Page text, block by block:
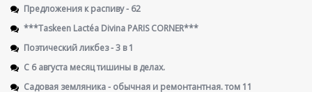
Предложения к распиву - 62
***Taskeen Lactéa Divina PARIS CORNER***
Поэтический ликбез - 3 в 1
С 6 августа месяц тишины в делах.
Садовая земляника - обычная и ремонтантная. том 11